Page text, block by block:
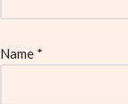
Name *